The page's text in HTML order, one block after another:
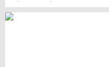
Gerekçe istenmiyor
olması